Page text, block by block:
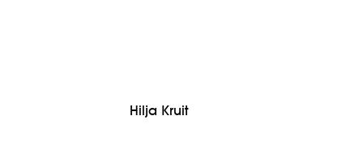
Hilja Kruit